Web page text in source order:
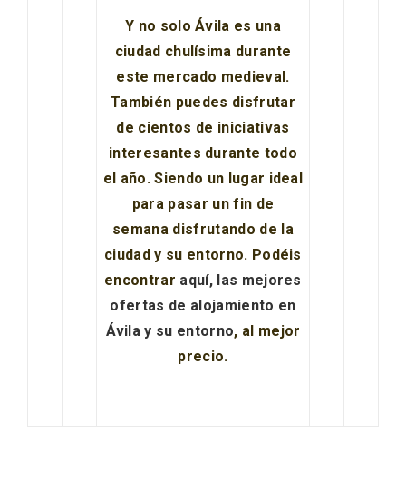
Y no solo Ávila es una
ciudad chulísima durante
este mercado medieval.
También puedes disfrutar
de cientos de iniciativas
interesantes durante todo
el año. Siendo un lugar ideal
para pasar un fin de
semana disfrutando de la
ciudad y su entorno. Podéis
encontrar aquí, las mejores
ofertas de alojamiento en
Ávila y su entorno, al mejor
precio.
IGP Morcilla de Burgos triunfó en el
Salón Gourmet 2026